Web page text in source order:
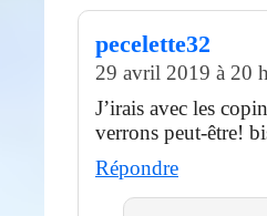
pecelette32
29 avril 2019 à 20
J’irais avec les
verrons peut-être!
Répondre